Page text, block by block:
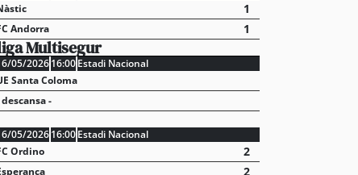
1
Andorra 1
Multisegur
05/2026 16:00 Estadi Nacional
Santa Coloma
descansa -
05/2026 16:00 Estadi Nacional
Ordino
2
2